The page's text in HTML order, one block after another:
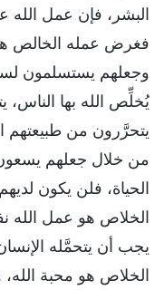
البشر، فإن عمل
فغرض عمله الخالص هو
وجعلهم يستسلمون
يُخلِّص الله بها
يتحرَّرون من طبيعتهم
من خلال جعلهم يسعون
الحياة، فلن يكون
الخلاص هو عمل الله
يجب أن يتحمَّله
الخلاص هو محبة الله،